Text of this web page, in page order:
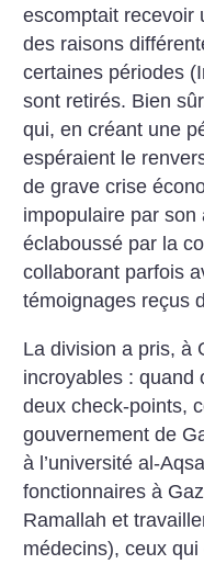
escomptait recevoir
des raisons
certaines périodes
sont retirés. Bien
qui, en créant une
espéraient le
de grave crise
impopulaire par
éclaboussé par la
collaborant parfois
témoignages reçus
La division a pris, à
incroyables : quand
deux check-points,
gouvernement de
à l’université al-
fonctionnaires à
Ramallah et
médecins), ceux